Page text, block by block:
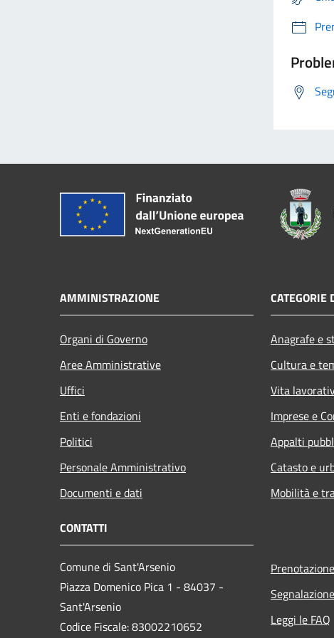
AMMINISTRAZIONE
Organi di Governo
Aree Amministrative
Uffici
Enti e fondazioni
Politici
Personale Amministrativo
Documenti e dati
CATEGORIE
Anagrafe e
Cultura e
Vita
Imprese e
Appalti
Catasto e
Mobilità e
CONTATTI
Comune di Sant'Arsenio
Piazza Domenico Pica 1 - 84037 -
Sant'Arsenio
Codice Fiscale: 83002210652
Leggi le FAQ